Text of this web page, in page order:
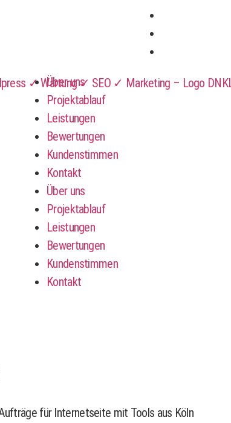
Über uns
Projektablauf
Leistungen
Bewertungen
Kundenstimmen
Kontakt
Über uns
Projektablauf
Leistungen
Bewertungen
Kundenstimmen
Kontakt